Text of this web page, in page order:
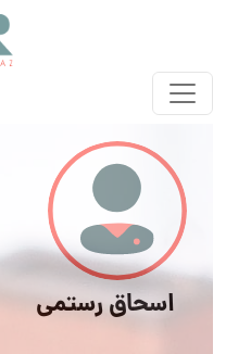
اسحاق رستمی